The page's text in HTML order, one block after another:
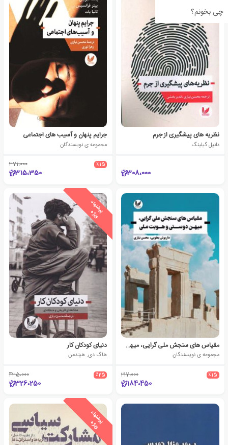
چی بخونم؟
نظریه های پیشگیری از جرم
دانیل گیلینگ
308،000
جرایم پنهان و آسیب های اجتماعی
مجموعه ی نویسندگان
٪15 371،000
315،350
مقیاس های سنجش ملی گرایی، میهن دوستی و هویت ملی
مجموعه ی نویسندگان
٪15 217،000
184،450
پ
ی
ش
ن
ه
ا
د
و
ی
ژ
ه
دنیای کودکان کار
هاگ دی. هیندمن
٪25 435،000
326،250
پ
ی
ش
ن
ه
ا
د
و
ی
ژ
ه